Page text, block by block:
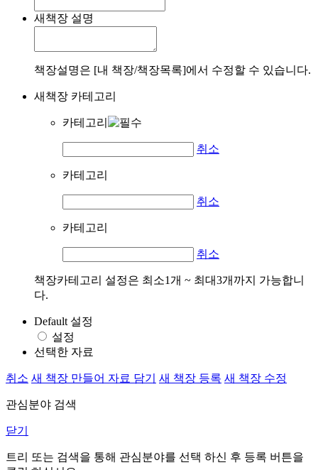
새책장 설명
책장설명은 [내 책장/책장목록]에서 수정할 수 있습니다.
새책장 카테고리
카테고리
취소
카테고리
취소
카테고리
취소
책장카테고리 설정은 최소1개 ~ 최대3개까지 가능합니
다.
Default 설정
설정
선택한 자료
취소 새 책장 만들어 자료 담기 새 책장 등록 새 책장 수정
관심분야 검색
닫기
트리 또는 검색을 통해 관심분야를 선택 하신 후 등록 버튼을